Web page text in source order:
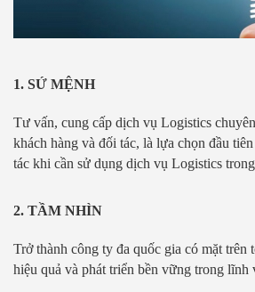
1. SỨ MỆNH
Tư vấn, cung cấp dịch vụ Logistics
khách hàng và đối tác, là lựa chọn đầu
tác khi cần sử dụng dịch vụ Logistics
2. TẦM NHÌN
Trở thành công ty đa quốc gia có mặt trên
hiệu quả và phát triển bền vững trong lĩnh